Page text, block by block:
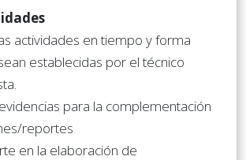
actividades en tiempo y forma
establecidas por el técnico
para la complementación
reportes
en la elaboración de